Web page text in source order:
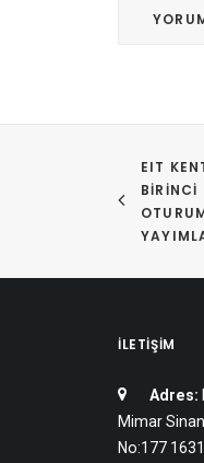
EIT
BIRINCI
İLETIŞIM
Adres:
Mimar
No:177